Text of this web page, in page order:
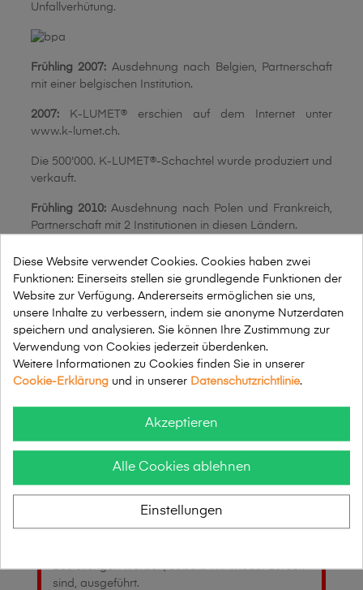
Unfallverhütung.
Frühling 2007: Ausdehnung nach Belgien, Partnerschaft
mit einer belgischen Institution.
2007: K-LUMET® erschien auf dem Internet unter
www.k-lumet.ch.
Die 500'000. K-LUMET®-Schachtel wurde produziert und
verkauft.
Frühling 2010: Ausdehnung nach Polen und Frankreich,
Partnerschaft mit 2 Institutionen in diesen Ländern.
2013: eine Million Schachteln K-LUMET® sind verkauft
2014:feiert K-LUMET® sein 20. Jubiläum
2015:Neues Franchising in Canada und Ungarn
Heute: Nahezu 2'000 Arbeitsplätze befinden sich in mehr
als 250 Schweizer Sozialinstitutionen.
Unsere Werkstätten sind vom Freitag 10. July, 16
Wir nehmen die Arbeit am Montag 10. August
Während dieser Periode werden wir Ihnen
Bestellungen werden, sobald wir wieder zurück
sind, ausgeführt.
Diese Website verwendet Cookies. Cookies haben zwei
Funktionen: Einerseits stellen sie grundlegende Funktionen der
Website zur Verfügung. Andererseits ermöglichen sie uns,
unsere Inhalte zu verbessern, indem sie anonyme Nutzerdaten
speichern und analysieren. Sie können Ihre Zustimmung zur
Verwendung von Cookies jederzeit überdenken.
Weitere Informationen zu Cookies finden Sie in unserer
Cookie-Erklärung und in unserer Datenschutzrichtlinie.
Akzeptieren
Alle Cookies ablehnen
Einstellungen